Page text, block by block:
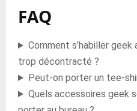
FAQ
Comment s’habiller geek
trop décontracté ?
Peut-on porter un tee-
Quels accessoires geek